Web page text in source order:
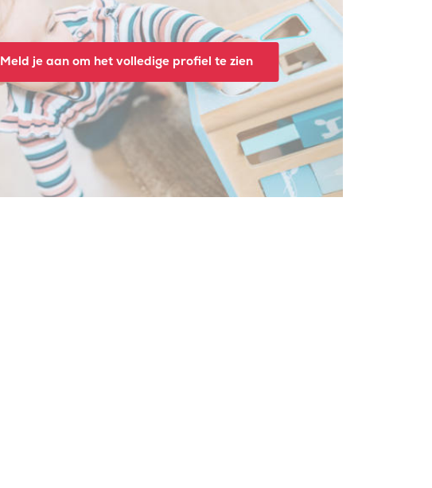
Meld je aan om het volledige profiel te zien